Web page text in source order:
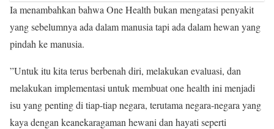
Ia menambahkan bahwa One Health bukan mengatasi penyakit
yang sebelumnya ada dalam manusia tapi ada dalam hewan yang
pindah ke manusia.
”Untuk itu kita terus berbenah diri, melakukan evaluasi, dan
melakukan implementasi untuk membuat one health ini menjadi
isu yang penting di tiap-tiap negara, terutama negara-negara yang
kaya dengan keanekaragaman hewani dan hayati seperti